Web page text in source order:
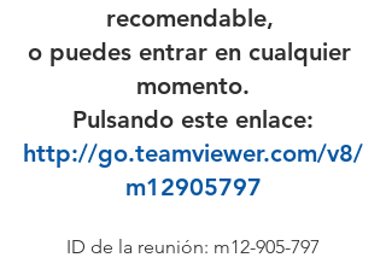
recomendable,
o puedes entrar en cualquier
momento.
Pulsando este enlace:
http://go.teamviewer.com/v8/
m12905797
ID de la reunión: m12-905-797